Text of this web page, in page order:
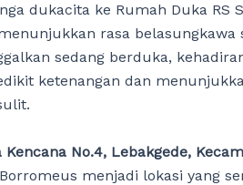
dukacita ke Rumah Duka RS
rasa
sedang berduka,
ketenangan dan
Kencana No.4, Lebakgede,
menjadi lokasi yang